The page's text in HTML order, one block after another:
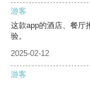
游客
这款app的酒店、餐厅
验。
2025-02-12
游客